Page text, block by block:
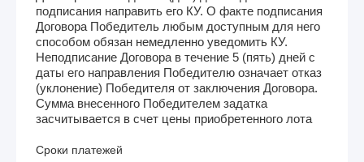
подписания направить его КУ. О факте подписания
Договора Победитель любым доступным для него
способом обязан немедленно уведомить КУ.
Неподписание Договора в течение 5 (пять) дней с
даты его направления Победителю означает отказ
(уклонение) Победителя от заключения Договора.
Сумма внесенного Победителем задатка
засчитывается в счет цены приобретенного лота
Сроки платежей